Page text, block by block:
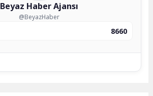
Beyaz Haber Ajansı
@BeyazHaber
8660